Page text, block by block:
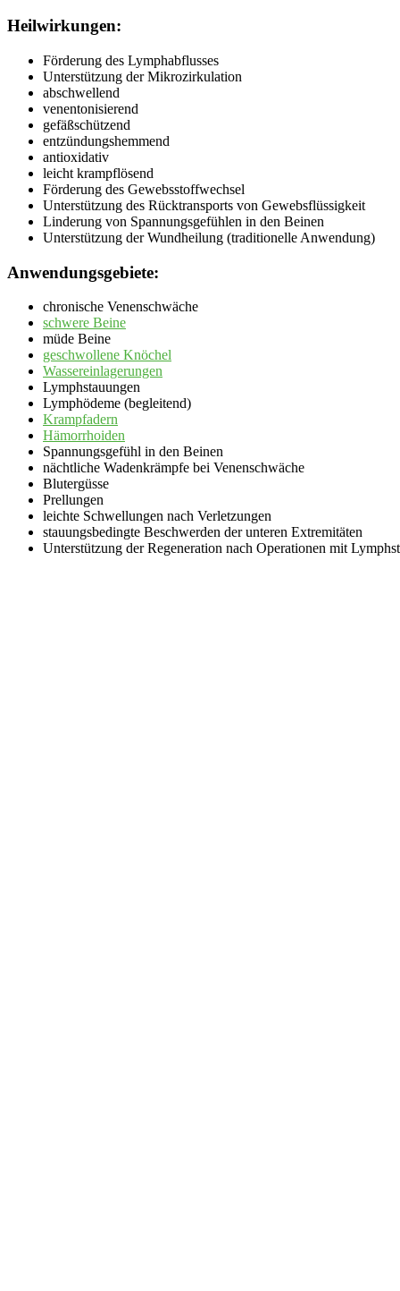
Heilwirkungen:
Förderung des Lymphabflusses
Unterstützung der Mikrozirkulation
abschwellend
venentonisierend
gefäßschützend
entzündungshemmend
antioxidativ
leicht krampflösend
Förderung des Gewebsstoffwechsel
Unterstützung des Rücktransports von Gewebsflüssigkeit
Linderung von Spannungsgefühlen in den Beinen
Unterstützung der Wundheilung (traditionelle Anwendung)
Anwendungsgebiete:
chronische Venenschwäche
schwere Beine
müde Beine
geschwollene Knöchel
Wassereinlagerungen
Lymphstauungen
Lymphödeme (begleitend)
Krampfadern
Hämorrhoiden
Spannungsgefühl in den Beinen
nächtliche Wadenkrämpfe bei Venenschwäche
Blutergüsse
Prellungen
leichte Schwellungen nach Verletzungen
stauungsbedingte Beschwerden der unteren Extremitäten
Unterstützung der Regeneration nach Operationen mit